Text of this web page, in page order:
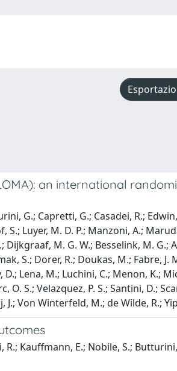
an international
G.; Capretti, G.; Casadei, R.;
S.; Luyer, M. D. P.; Manzoni, A.;
Dijkgraaf, M. G. W.; Besselink, M. G.;
S.; Dorer, R.; Doukas, M.; Fabre, J.
Lena, M.; Luchini, C.; Menon, K.;
O. S.; Velazquez, P. S.; Santini, D.;
Von Winterfeld, M.; de Wilde, R.;
R.; Kauffmann, E.; Nobile, S.;